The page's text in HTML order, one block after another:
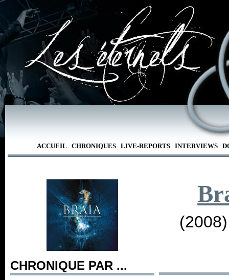
ACCUEIL CHRONIQUES LIVE-REPORTS INTERVIEWS
CHRONIQUE PAR ...